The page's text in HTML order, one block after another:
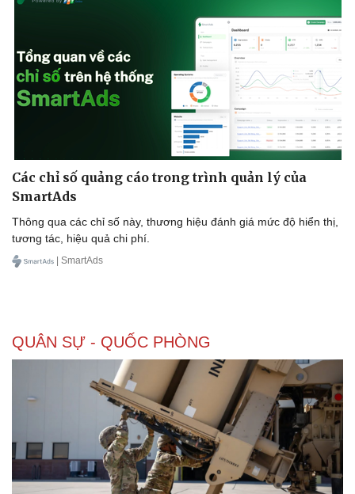
Các chỉ số quảng cáo trong trình quản lý của
SmartAds
Thông qua các chỉ số này, thương hiệu đánh giá mức độ hiển thị,
tương tác, hiệu quả chi phí.
| SmartAds
QUÂN SỰ - QUỐC PHÒNG